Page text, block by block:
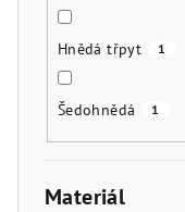
Hnědá třpyt 1
Šedohnědá 1
Materiál